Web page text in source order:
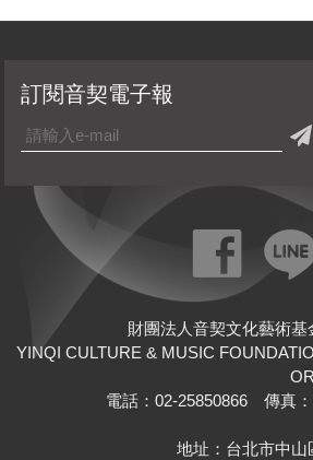
財團法人音契文化藝術
YINQI CULTURE & MUSIC
電話：02-25850866 傳真
地址：台北市中山
訂閱音契電子報